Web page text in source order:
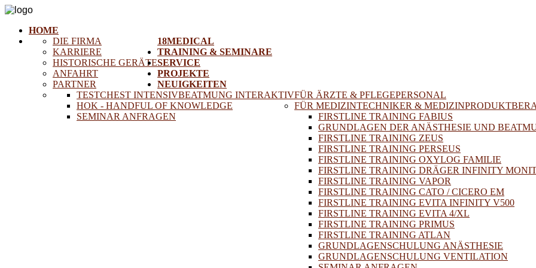
HOME
18MEDICAL
DIE FIRMA
KARRIERE
HISTORISCHE GERÄTE
ANFAHRT
PARTNER
TRAINING & SEMINARE
FÜR ÄRZTE & PFLEGEPERSONAL
TESTCHEST INTENSIVBEATMUNG INTERAKTIV
HOK - HANDFUL OF KNOWLEDGE
SEMINAR ANFRAGEN
FÜR MEDIZINTECHNIKER &
FIRSTLINE TRAINING FABIUS
GRUNDLAGEN DER ANÄSTHESIE UND
FIRSTLINE TRAINING ZEUS
FIRSTLINE TRAINING PERSEUS
FIRSTLINE TRAINING OXYLOG FAMILIE
FIRSTLINE TRAINING DRÄGER INFINITY
FIRSTLINE TRAINING VAPOR
FIRSTLINE TRAINING CATO / CICERO EM
FIRSTLINE TRAINING EVITA INFINITY V500
FIRSTLINE TRAINING EVITA 4/XL
FIRSTLINE TRAINING PRIMUS
FIRSTLINE TRAINING ATLAN
GRUNDLAGENSCHULUNG ANÄSTHESIE
GRUNDLAGENSCHULUNG VENTILATION
SERVICE
PROJEKTE
NEUIGKEITEN